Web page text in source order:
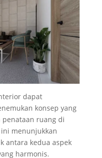
dapat
konsep yang
ruang di
menunjukkan
antara kedua aspek
harmonis.